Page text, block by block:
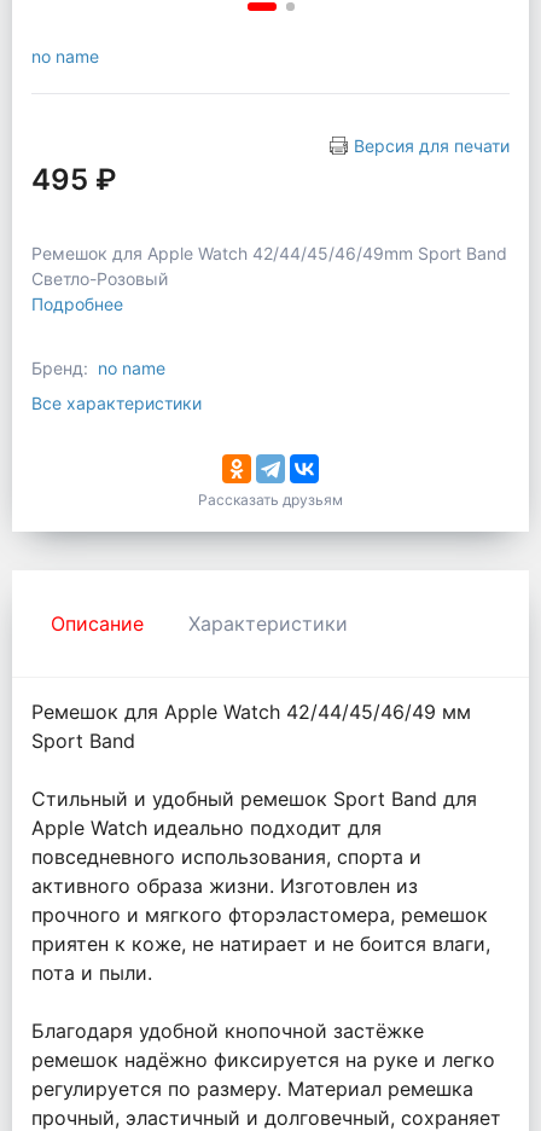
no name
Версия для печати
495 ₽
Ремешок для Apple Watch 42/44/45/46/49mm Sport Band
Светло-Розовый
Подробнее
Бренд: no name
Все характеристики
Рассказать друзьям
Описание Характеристики
Ремешок для Apple Watch 42/44/45/46/49 мм
Sport Band
Стильный и удобный ремешок Sport Band для
Apple Watch идеально подходит для
повседневного использования, спорта и
активного образа жизни. Изготовлен из
прочного и мягкого фторэластомера, ремешок
приятен к коже, не натирает и не боится влаги,
пота и пыли.
Благодаря удобной кнопочной застёжке
ремешок надёжно фиксируется на руке и легко
регулируется по размеру. Материал ремешка
прочный, эластичный и долговечный, сохраняет